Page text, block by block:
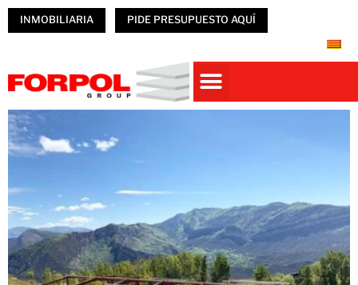
INMOBILIARIA PIDE PRESUPUESTO AQUÍ